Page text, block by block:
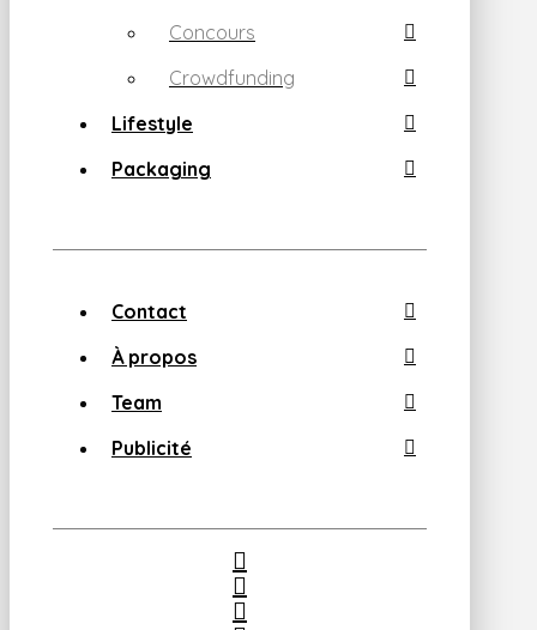
Concours
Crowdfunding
Lifestyle
Packaging
Contact
À propos
Team
Publicité